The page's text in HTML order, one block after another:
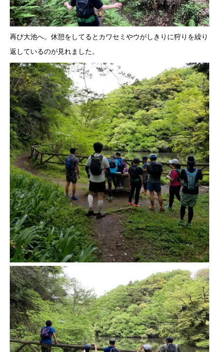
再び大池へ。休憩をしてるとカワセミやウがしきりに狩りを繰り
返しているのが見れました。